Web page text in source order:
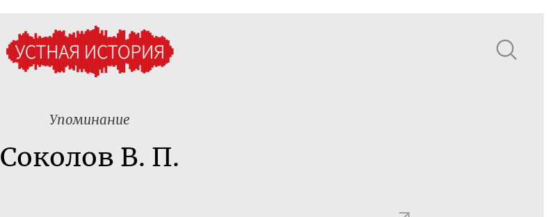
Упоминание
Соколов В. П.